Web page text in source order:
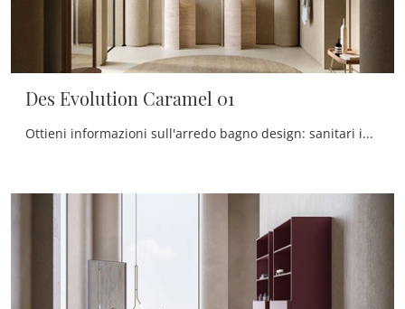
Des Evolution Caramel 01
Ottieni informazioni sull'arredo bagno design: sanitari in resina minerale come il modello Des Evolution Caramel 01 di Cerasa ti aspettano.